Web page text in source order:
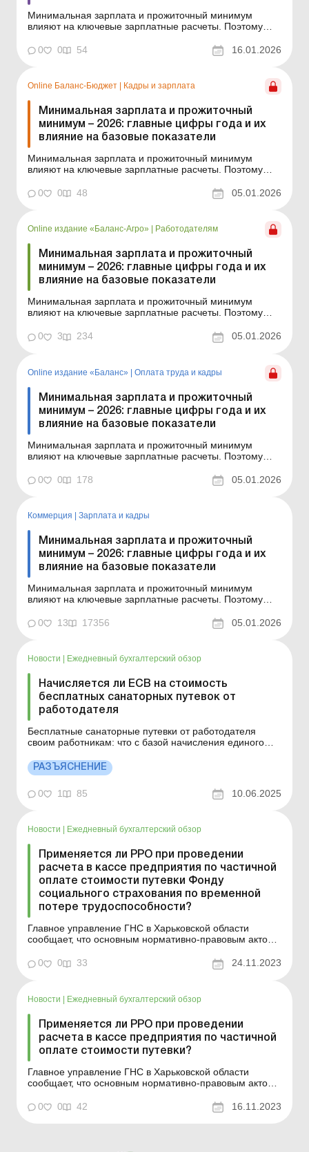
Минимальная зарплата и прожиточный минимум
влияют на ключевые зарплатные расчеты. Поэтому
избежание ошибок должен иметь под рукой в течение
всего года. Библиотека Баланс № 1 «Справочник
начинае...
0 0 54 16.01.2026
Online Баланс-Бюджет Кадры и зарплата
Минимальная зарплата и прожиточный
минимум – 2026: главные цифры года и их
влияние на базовые показатели
Минимальная зарплата и прожиточный минимум
влияют на ключевые зарплатные расчеты. Поэтому
избежание ошибок должен иметь под рукой в течение
всего года. Баланс-Бюджет № 1 от 6 января 2026 года
проверки б...
0 0 48 05.01.2026
Online издание «Баланс-Агро» Работодателям
Минимальная зарплата и прожиточный
минимум – 2026: главные цифры года и их
влияние на базовые показатели
Минимальная зарплата и прожиточный минимум
влияют на ключевые зарплатные расчеты. Поэтому
избежание ошибок должен иметь под рукой в течение
всего года. Баланс-Агро № 1 от 6 января 2026 года
проверки баз...
0 3 234 05.01.2026
Online издание «Баланс» | Оплата труда и кадры
Минимальная зарплата и прожиточный
минимум – 2026: главные цифры года и их
влияние на базовые показатели
Минимальная зарплата и прожиточный минимум
влияют на ключевые зарплатные расчеты. Поэтому
избежание ошибок должен иметь под рукой в течение
всего года. Баланс № 1 от 6 января 2026 года 2026 год
базовых ...
0 0 178 05.01.2026
Коммерция | Зарплата и кадры
Минимальная зарплата и прожиточный
минимум – 2026: главные цифры года и их
влияние на базовые показатели
Минимальная зарплата и прожиточный минимум
влияют на ключевые зарплатные расчеты. Поэтому
избежание ошибок должен иметь под рукой в течение
всего года. 2026 год традиционно начинается для
показателей. Минимальная...
0 13 17356 05.01.2026
Новости Ежедневный бухгалтерский обзор
Начисляется ли ЕСВ на стоимость
бесплатных санаторных путевок от
работодателя
Бесплатные санаторные путевки от работодателя
своим работникам: что с базой начисления единого
лечение и отдых: как оформить и учесть В
соответствии с п. 1 ч. 1 ст. 7 Закона от 08.07.2010 №
2464-VІ «О сборе и учете единого взноса на
общеобязательн...
РАЗЪЯСНЕНИЕ
0 1 85 10.06.2025
Новости Ежедневный бухгалтерский обзор
Применяется ли РРО при проведении
расчета в кассе предприятия по частичной
оплате стоимости путевки Фонду
социального страхования по временной
потере трудоспособности?
Главное управление ГНС в Харьковской области
сообщает, что основным нормативно-правовым актом,
Закон от 06.07.1995 № 265/95-ВР «О применении
регистраторов расчетных операций в сфере торговли,
0 0 33 24.11.2023
Новости | Ежедневный бухгалтерский обзор
Применяется ли РРО при проведении
расчета в кассе предприятия по частичной
оплате стоимости путевки?
Главное управление ГНС в Харьковской области
сообщает, что основным нормативно-правовым актом,
Закон Украины от 06 июля 1995 года № 265/95-ВР «О
применении регистраторов расчетных операций в
0 0 42 16.11.2023